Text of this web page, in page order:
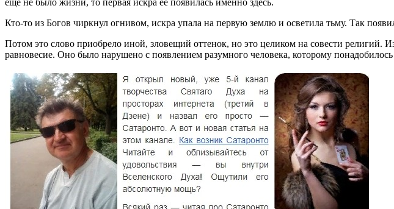
Кто-то из Богов чиркнул огнивом, искра упала на первую землю и осветила тьму. Так
Потом это слово приобрело иной, зловещий оттенок, но это целиком на совести
равновесие. Оно было нарушено с появлением разумного человека, которому